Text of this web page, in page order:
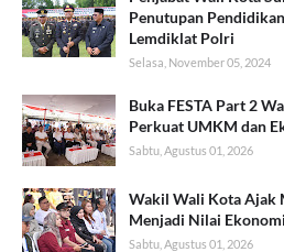
Penutupan
Lemdiklat Polri
Selasa, November 05, 2024
Buka FESTA Part 2
Perkuat UMKM dan
Sabtu, Agustus 01, 2026
Wakil Wali Kota Ajak
Menjadi Nilai Ekonomi
Sabtu, Agustus 01, 2026